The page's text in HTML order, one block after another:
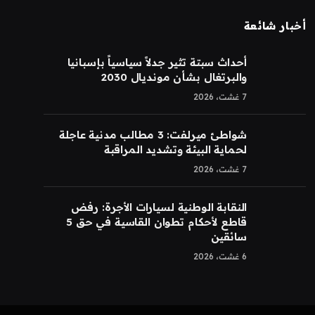
أخبار شائعة
أحداث سبتة تثير جدلاً سياسياً بإسبانيا
والبرتغال بشأن مونديال 2030
7 غشت، 2026
شواطئ ميرلفت: 3 مطالب مدنية عاجلة
لحماية البيئة وتشديد المراقبة
7 غشت، 2026
النقابة الوطنية لسيارات الأجرة: رفض
قاطع لأحكام تطوان القاسية في حق 5
سائقين
6 غشت، 2026